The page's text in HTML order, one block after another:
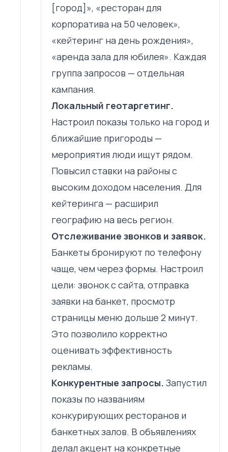
[город]», «ресторан для
корпоратива на 50 человек»,
«кейтеринг на день рождения»,
«аренда зала для юбилея». Каждая
группа запросов — отдельная
кампания.
Локальный геотаргетинг.
Настроил показы только на город и
ближайшие пригороды —
мероприятия люди ищут рядом.
Повысил ставки на районы с
высоким доходом населения. Для
кейтеринга — расширил
географию на весь регион.
Отслеживание звонков и заявок.
Банкеты бронируют по телефону
чаще, чем через формы. Настроил
цели: звонок с сайта, отправка
заявки на банкет, просмотр
страницы меню дольше 2 минут.
Это позволило корректно
оценивать эффективность
рекламы.
Конкурентные запросы. Запустил
показы по названиям
конкурирующих ресторанов и
банкетных залов. В объявлениях
делал акцент на конкретные